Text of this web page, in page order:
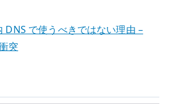
DNS で使うべきではない理由 –
突